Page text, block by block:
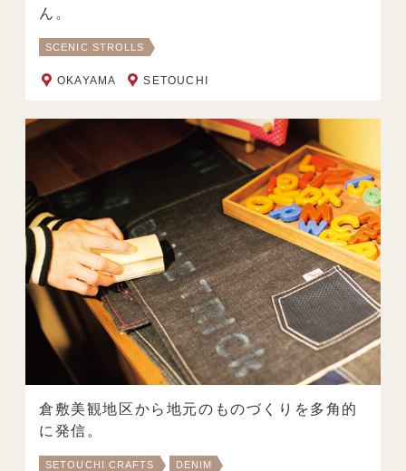
ん。
SCENIC STROLLS
OKAYAMA SETOUCHI
倉敷美観地区から地元のものづくりを多角的
に発信。
SETOUCHI CRAFTS DENIM